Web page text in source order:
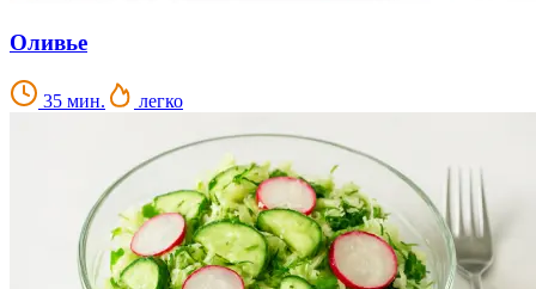
Оливье
35 мин. легко